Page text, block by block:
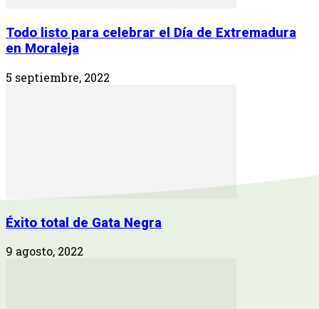
Todo listo para celebrar el Día de Extremadura
en Moraleja
5 septiembre, 2022
Éxito total de Gata Negra
9 agosto, 2022